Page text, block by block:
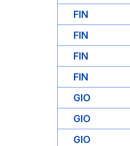
FIN
FIN
FIN
FIN
GIO
GIO
GIO